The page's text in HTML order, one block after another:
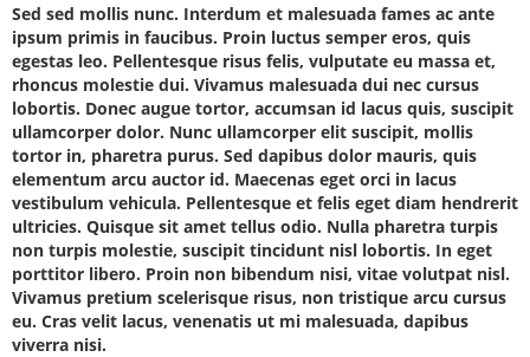
Sed sed mollis nunc. Interdum et malesuada fames ac ante
ipsum primis in faucibus. Proin luctus semper eros, quis
egestas leo. Pellentesque risus felis, vulputate eu massa et,
rhoncus molestie dui. Vivamus malesuada dui nec cursus
lobortis. Donec augue tortor, accumsan id lacus quis, suscipit
ullamcorper dolor. Nunc ullamcorper elit suscipit, mollis
tortor in, pharetra purus. Sed dapibus dolor mauris, quis
elementum arcu auctor id. Maecenas eget orci in lacus
vestibulum vehicula. Pellentesque et felis eget diam hendrerit
ultricies. Quisque sit amet tellus odio. Nulla pharetra turpis
non turpis molestie, suscipit tincidunt nisl lobortis. In eget
porttitor libero. Proin non bibendum nisi, vitae volutpat nisl.
Vivamus pretium scelerisque risus, non tristique arcu cursus
eu. Cras velit lacus, venenatis ut mi malesuada, dapibus
viverra nisi.